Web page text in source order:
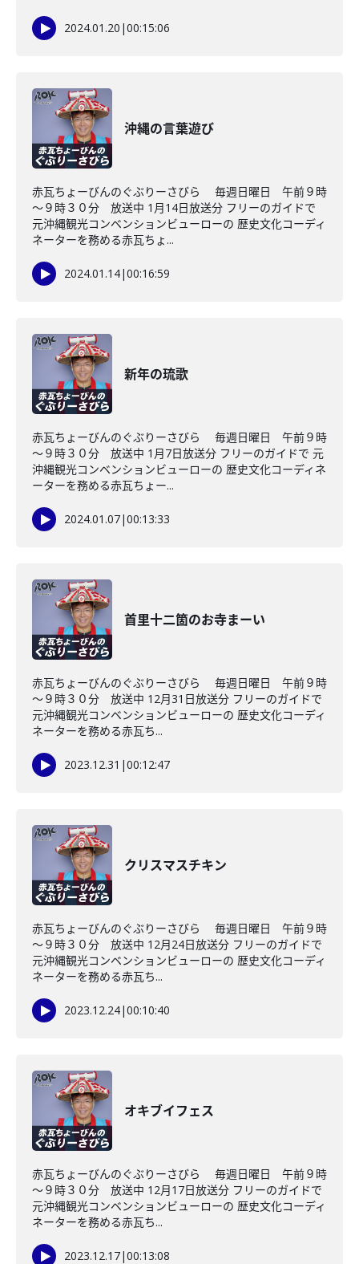
2024.01.20 |00:15:06
沖縄の言葉遊び
赤瓦ちょーびんのぐぶりーさびら 毎週日曜日 午前９時
～９時３０分 放送中 1月14日放送分 フリーのガイドで
元沖縄観光コンベンションビューローの 歴史文化コーディ
ネーターを務める赤瓦ちょ...
2024.01.14|00:16:59
新年の琉歌
赤瓦ちょーびんのぐぶりーさびら 毎週日曜日 午前９時
～９時３０分 放送中 1月7日放送分 フリーのガイドで 元
沖縄観光コンベンションビューローの 歴史文化コーディネ
ーターを務める赤瓦ちょー...
2024.01.07|00:13:33
首里十二箇のお寺まーい
赤瓦ちょーびんのぐぶりーさびら 毎週日曜日 午前９時
～９時３０分 放送中 12月31日放送分 フリーのガイドで
元沖縄観光コンベンションビューローの 歴史文化コーディ
ネーターを務める赤瓦ち...
2023.12.31 |00:12:47
クリスマスチキン
赤瓦ちょーびんのぐぶりーさびら 毎週日曜日 午前９時
～９時３０分 放送中 12月24日放送分 フリーのガイドで
元沖縄観光コンベンションビューローの 歴史文化コーディ
ネーターを務める赤瓦ち...
2023.12.24|00:10:40
オキブイフェス
赤瓦ちょーびんのぐぶりーさびら 毎週日曜日 午前９時
～９時３０分 放送中 12月17日放送分 フリーのガイドで
元沖縄観光コンベンションビューローの 歴史文化コーディ
ネーターを務める赤瓦ち...
2023.12.17|00:13:08